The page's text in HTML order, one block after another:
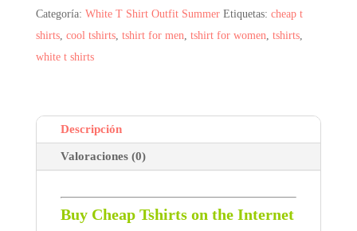
Categoría: White T Shirt Outfit Summer Etiquetas: cheap t
shirts, cool tshirts, tshirt for men, tshirt for women, tshirts,
white t shirts
Descripción
Valoraciones (0)
Buy Cheap Tshirts on the Internet